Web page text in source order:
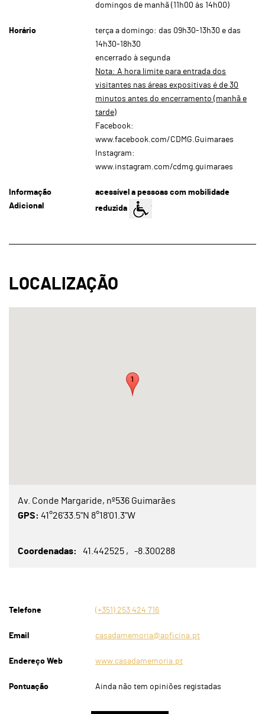
domingos de manhã (11h00 às 14h00)
Horário
terça a domingo: das 09h30-13h30 e das
14h30-18h30
encerrado à segunda
Nota: A hora limite para entrada dos
visitantes nas áreas expositivas é de 30
minutos antes do encerramento (manhã e
tarde)
Facebook:
www.facebook.com/CDMG.Guimaraes
Instagram:
www.instagram.com/cdmg.guimaraes
Informação
Adicional
acessível a pessoas com mobilidade
reduzida
Av. Conde Margaride, nº536 Guimarães
GPS: 41°26'33.5"N 8°18'01.3"W
Coordenadas 41.442525 -8.300288
Telefone (+351) 253 424 716
Email casadamemoria@aoficina.pt
Endereço Web www.casadamemoria.pt
Pontuação Ainda não tem opiniões registadas